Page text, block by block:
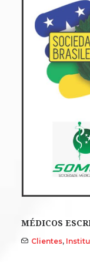
MÉDICOS
Clientes,